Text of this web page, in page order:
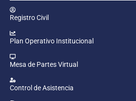
Registro Civil
Plan Operativo Institucional
Mesa de Partes Virtual
Control de Asistencia